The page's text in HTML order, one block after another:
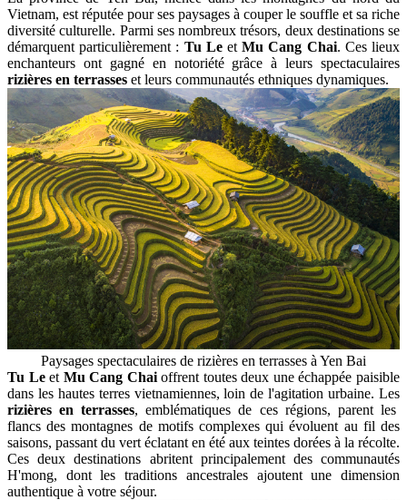
Vietnam, est réputée pour ses paysages à couper le souffle et sa riche
diversité culturelle. Parmi ses nombreux trésors, deux destinations se
démarquent particulièrement : Tu Leet Mu Cang Chai. Ces lieux
enchanteurs ont gagné en notoriété grâce à leurs spectaculaires
rizières en terrasses et leurs communautés ethniques dynamiques.
Paysages spectaculaires de rizières en terrasses à Yen Bai
Tu Leet Mu Cang Chaioffrent toutes deux une échappée paisible
dans les hautes terres vietnamiennes, loin de l'agitation urbaine. Les
rizières en terrasses, emblématiques de ces régions, parent les
flancs des montagnes de motifs complexes qui évoluent au fil des
saisons, passant du vert éclatant en été aux teintes dorées à la récolte.
Ces deux destinations abritent principalement des communautés
H'mong, dont les traditions ancestrales ajoutent une dimension
authentique à votre séjour.